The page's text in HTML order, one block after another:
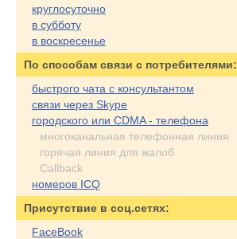
круглосуточно
в субботу
в воскресенье
По cпособам связи с потребителями:
быстрого чата с консультантом
связи через Skype
городского или CDMA - телефона
многоканальная телефонная линия
горячая линия для жалоб
Callback
номеров ICQ
Присутствие в соц.сетях:
FaceBook